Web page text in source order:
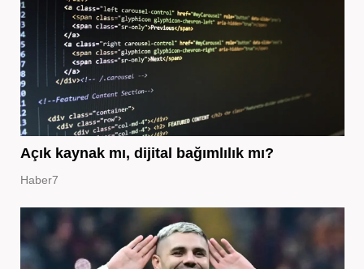
Açık kaynak mı, dijital bağımlılık mı?
Haber7